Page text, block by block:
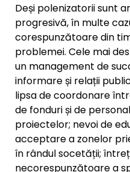
Deși polenizatorii sunt
progresivă, în multe
corespunzătoare din
problemei. Cele mai
un management de
informare și relații
lipsa de coordonare
de fonduri și de
proiectelor; nevoi de
acceptare a zonelor
în rândul socetății;
necorespunzătoare a